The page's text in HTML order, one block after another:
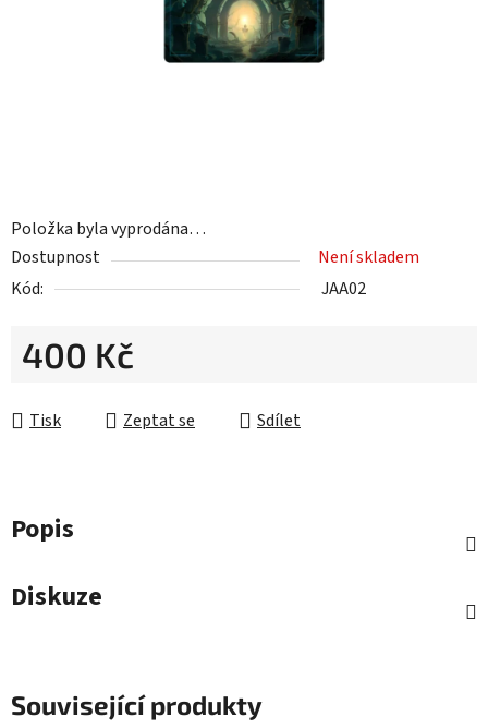
Položka byla vyprodána…
Dostupnost
Není skladem
Kód:
JAA02
400 Kč
Tisk
Zeptat se Sdílet
Popis
Diskuze
Související produkty